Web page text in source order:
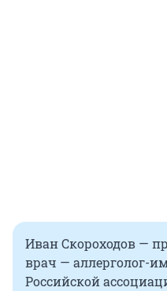
Иван Скороходов —
врач — аллерголог-
Российской